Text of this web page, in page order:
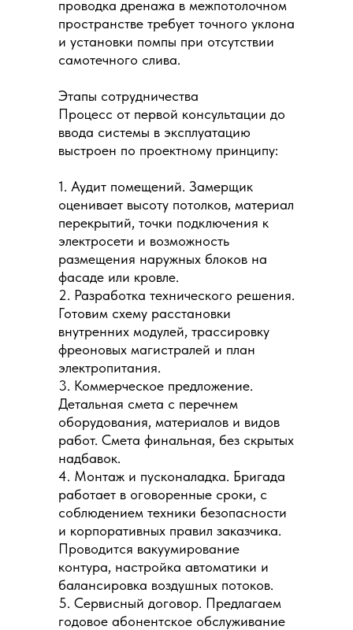
проводка дренажа в межпотолочном
пространстве требует точного уклона
и установки помпы при отсутствии
самотечного слива.
Этапы сотрудничества
Процесс от первой консультации до
ввода системы в эксплуатацию
выстроен по проектному принципу:
1. Аудит помещений. Замерщик
оценивает высоту потолков, материал
перекрытий, точки подключения к
электросети и возможность
размещения наружных блоков на
фасаде или кровле.
2. Разработка технического решения.
Готовим схему расстановки
внутренних модулей, трассировку
фреоновых магистралей и план
электропитания.
3. Коммерческое предложение.
Детальная смета с перечнем
оборудования, материалов и видов
работ. Смета финальная, без скрытых
надбавок.
4. Монтаж и пусконаладка. Бригада
работает в оговоренные сроки, с
соблюдением техники безопасности
и корпоративных правил заказчика.
Проводится вакуумирование
контура, настройка автоматики и
балансировка воздушных потоков.
5. Сервисный договор. Предлагаем
годовое абонентское обслуживание